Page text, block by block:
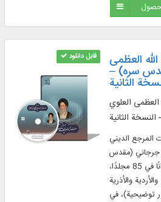
قابل دانلود العظمى
سره) –
الثانية
العلوي
الثانية
المرجع الديني
جرجاني (مقدس
سورة)، والتي تشمل 41 عنوانًا في 85 مجلدًا،
والأذرية
توضيحية)، في